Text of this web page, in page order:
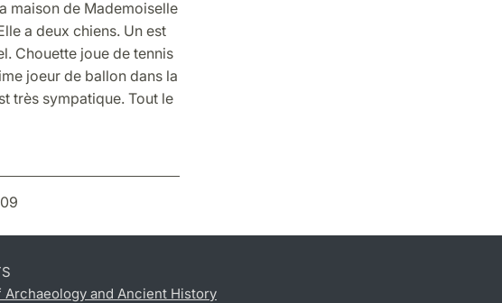
maison de Mademoiselle
a deux chiens. Un est
Chouette joue de tennis
joeur de ballon dans la
très sympatique. Tout le
Archaeology and Ancient History